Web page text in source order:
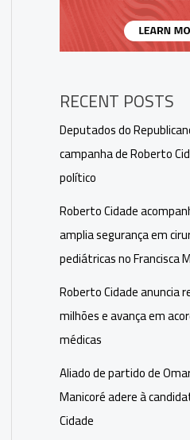
RECENT POSTS
Deputados do
campanha de Roberto
político
Roberto Cidade
amplia segurança em
pediátricas no Francisca
Roberto Cidade anuncia
milhões e avança em
médicas
Aliado de partido de
Manicoré adere à
Cidade